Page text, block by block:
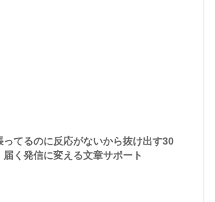
ってるのに反応がないから抜け出す30
く発信に変える文章サポート